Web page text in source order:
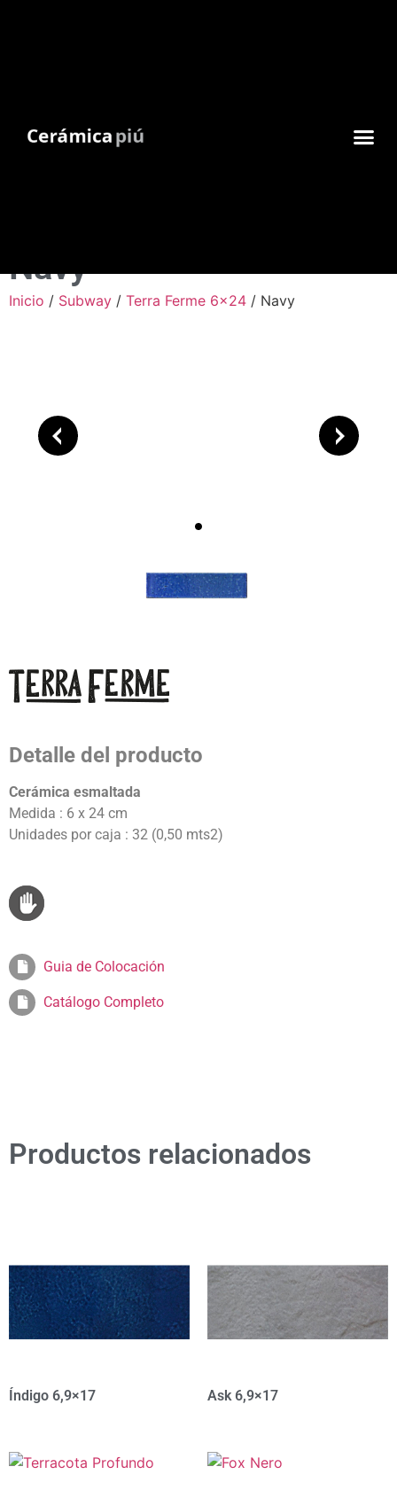
Navy
Inicio / Subway / Terra Ferme 6x24 / Navy
Detalle del producto
Cerámica esmaltada
Medida : 6 x 24 cm
Unidades por caja : 32 (0,50 mts2)
Guia de Colocación
Catálogo Completo
Productos relacionados
Índigo 6,9×17 Ask 6,9×17